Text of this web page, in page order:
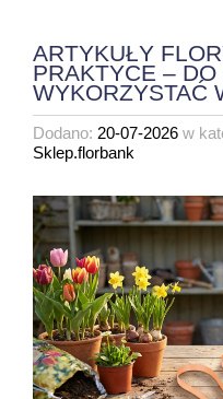
ARTYKUŁY
PRAKTYCE – DO
WYKORZYSTAĆ
Dodano: 20-07-2026 w
Sklep.florbank